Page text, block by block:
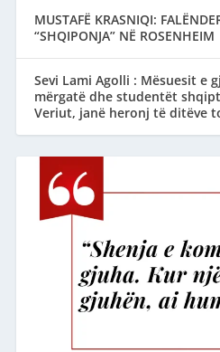
MUSTAFË KRASNIQI:
“SHQIPONJA” NË ROSENHEIM
Sevi Lami Agolli : Mësuesit e
mërgatë dhe studentët
Veriut, janë heronj të ditëve